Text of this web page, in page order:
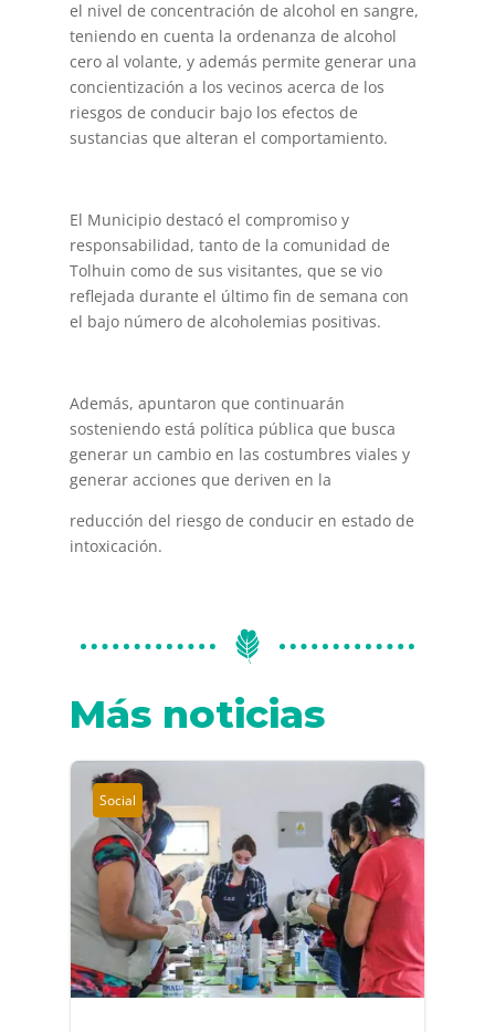
el nivel de concentración de alcohol en sangre,
teniendo en cuenta la ordenanza de alcohol
cero al volante, y además permite generar una
concientización a los vecinos acerca de los
riesgos de conducir bajo los efectos de
sustancias que alteran el comportamiento.
El Municipio destacó el compromiso y
responsabilidad, tanto de la comunidad de
Tolhuin como de sus visitantes, que se vio
reflejada durante el último fin de semana con
el bajo número de alcoholemias positivas.
Además, apuntaron que continuarán
sosteniendo está política pública que busca
generar un cambio en las costumbres viales y
generar acciones que deriven en la
reducción del riesgo de conducir en estado de
intoxicación.
Más noticias
Social